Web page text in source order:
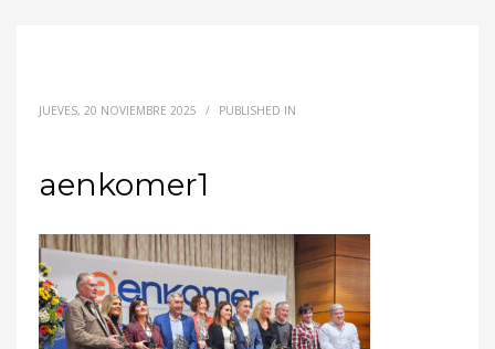
JUEVES, 20 NOVIEMBRE 2025 / PUBLISHED IN
aenkomer1